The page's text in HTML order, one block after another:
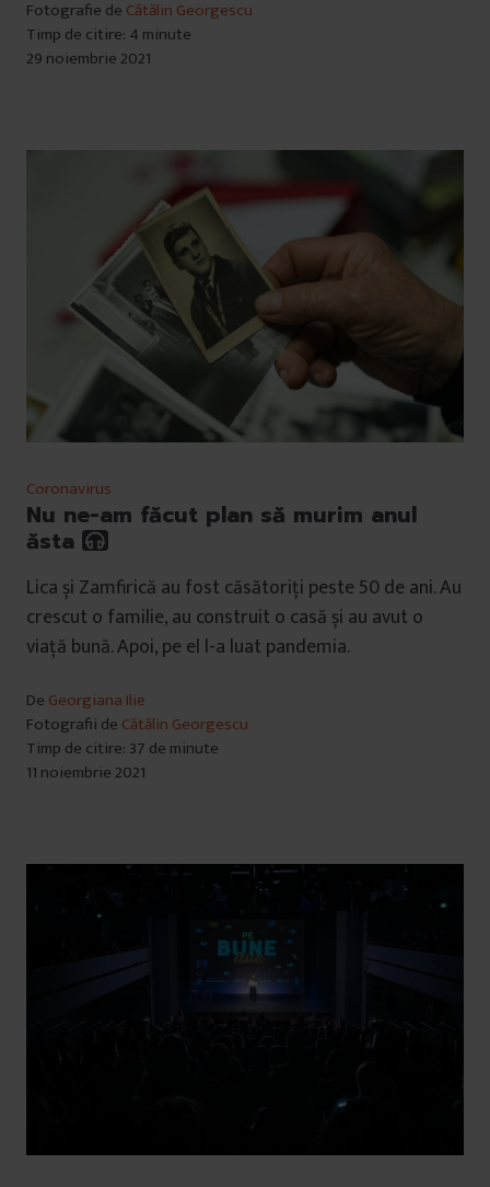
Fotografie de Cătălin Georgescu
Timp de citire: 4 minute
29 noiembrie 2021
Coronavirus
Nu ne-am făcut plan să murim anul
ăsta
Lica și Zamfirică au fost căsătoriți peste 50 de ani. Au
crescut o familie, au construit o casă și au avut o
viață bună. Apoi, pe el l-a luat pandemia.
De Georgiana Ilie
Fotografii de Cătălin Georgescu
Timp de citire: 37 de minute
11 noiembrie 2021